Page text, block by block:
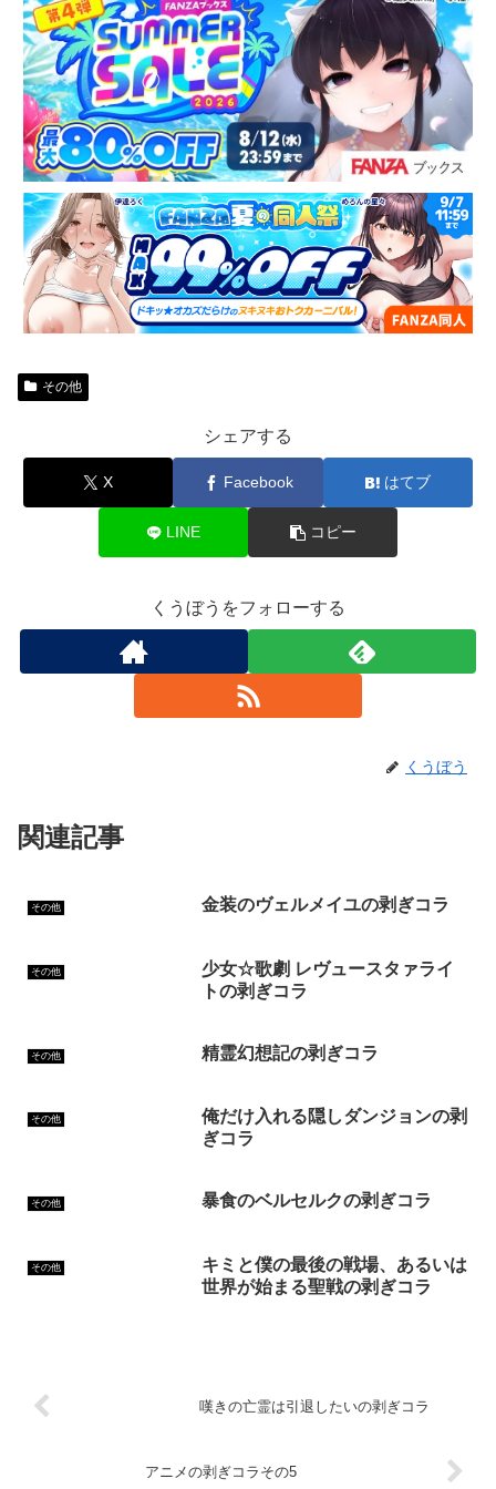
その他
シェアする
X Facebook はてブ
LINE コピー
くうぼうをフォローする
くうぼう
関連記事
その他 金装のヴェルメイユの剥ぎコラ
その他
少女☆歌劇 レヴュースタァライ
トの剥ぎコラ
その他 精霊幻想記の剥ぎコラ
その他
俺だけ入れる隠しダンジョンの剥
ぎコラ
その他 暴食のベルセルクの剥ぎコラ
その他
キミと僕の最後の戦場、あるいは
世界が始まる聖戦の剥ぎコラ
嘆きの亡霊は引退したいの剥ぎコラ
アニメの剥ぎコラその5